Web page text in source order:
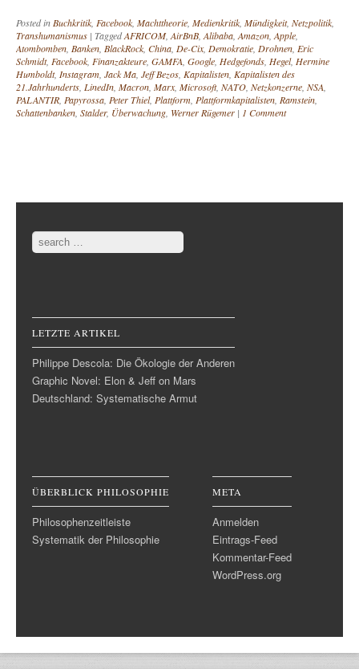
Posted inBuchkritik, Facebook, Machttheorie, Medienkritik, Mündigkeit, Netzpolitik,
Transhumanismus | TaggedAFRICOM,AirBnB,Alibaba,Amazon,Apple,
Atombomben, Banken, BlackRock, China, De-Cix, Demokratie, Drohnen, Eric
Schmidt, Facebook, Finanzakteure, GAMFA, Google, Hedgefonds, Hegel, Hermine
Humboldt, Instagram, Jack Ma, Jeff Bezos, Kapitalisten, Kapitalisten des
21.Jahrhunderts, LinedIn, Macron, Marx, Microsoft, NATO, Netzkonzerne, NSA,
PALANTIR, Papyrossa, Peter Thiel, Plattform, Plattformkapitalisten, Ramstein,
Schattenbanken, Stalder, Überwachung, Werner Rügemer | 1 Comment
Post navigation
Search
LETZTE ARTIKEL
Philippe Descola: Die Ökologie der Anderen
Graphic Novel: Elon & Jeff on Mars
Deutschland: Systematische Armut
ÜBERBLICK PHILOSOPHIE
Philosophenzeitleiste
Systematik der Philosophie
META
Anmelden
Eintrags-Feed
Kommentar-Feed
WordPress.org